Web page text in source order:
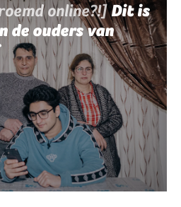
online?!]Dit is
de ouders van